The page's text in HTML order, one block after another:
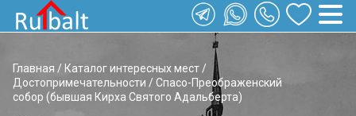
Главная / Каталог интересных мест /
Достопримечательности / Спасо-Преображенский
собор (бывшая Кирха Святого Адальберта)